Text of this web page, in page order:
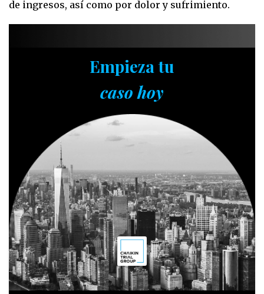
de ingresos, así como por dolor y sufrimiento.
Empieza tu
caso hoy